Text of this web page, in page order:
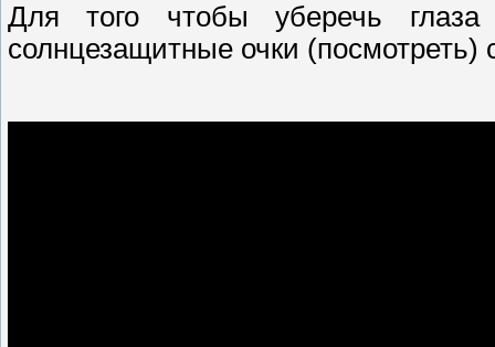
Для того чтобы уберечь глаза
солнцезащитные очки (посмотреть)